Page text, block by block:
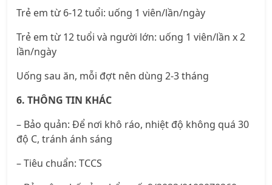
Trẻ em từ 6-12 tuổi: uống 1 viên/lần/ngày
Trẻ em từ 12 tuổi và người lớn: uống 1 viên/lần x 2
lần/ngày
Uống sau ăn, mỗi đợt nên dùng 2-3 tháng
6. THÔNG TIN KHÁC
– Bảo quản: Để nơi khô ráo, nhiệt độ không quá 30
độ C, tránh ánh sáng
– Tiêu chuẩn: TCCS